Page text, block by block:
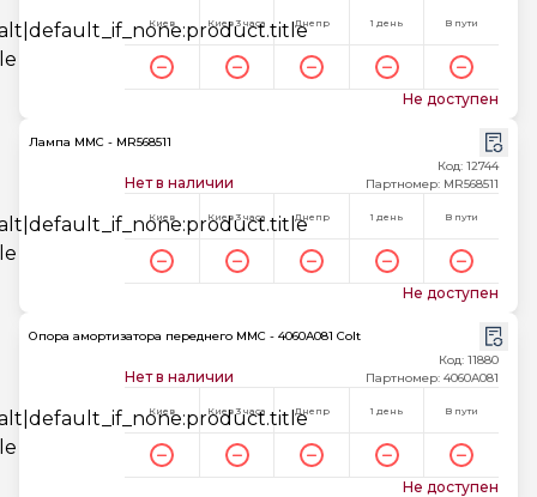
Киев Киев 3 часа Днепр 1 день В пути
Не доступен
Лампа MMC - MR568511
Нет в наличии
Код: 12744
Партномер: MR568511
Киев Киев 3 часа Днепр 1 день В пути
Не доступен
Опора амортизатора переднего MMC - 4060A081 Colt
Нет в наличии
Код: 11880
Партномер: 4060A081
Киев Киев 3 часа Днепр 1 день В пути
Не доступен